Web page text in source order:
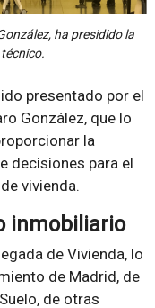
ha presidido la
presentado por el
González, que lo
la
decisiones para el
vivienda.
inmobiliario
de Vivienda, lo
de Madrid, de
de otras